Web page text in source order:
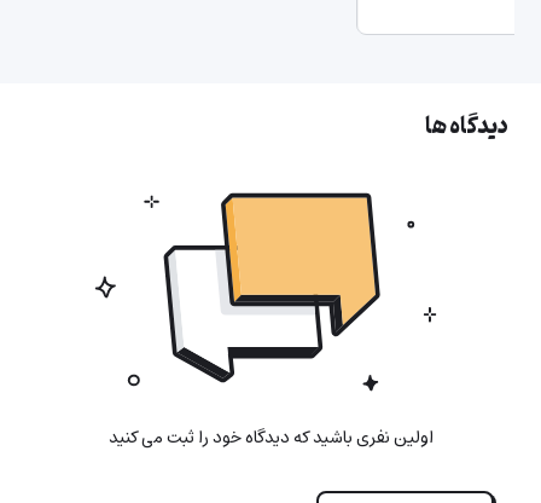
دیدگاه ها
اولین نفری باشید که دیدگاه خود را ثبت می کنید